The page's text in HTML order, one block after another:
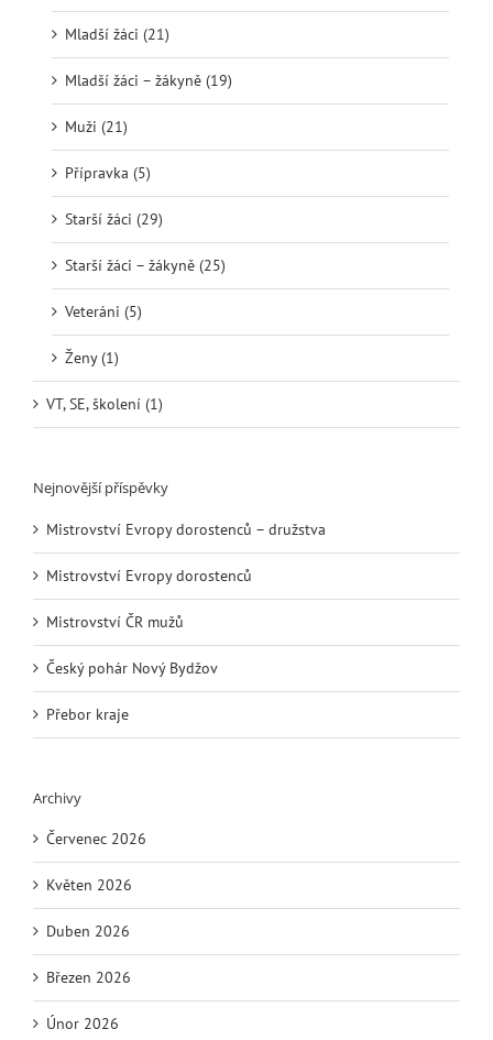
Mladší žáci (21)
Mladší žáci – žákyně (19)
Muži (21)
Přípravka (5)
Starší žáci (29)
Starší žáci – žákyně (25)
Veteráni (5)
Ženy (1)
VT, SE, školení (1)
Nejnovější příspěvky
Mistrovství Evropy dorostenců – družstva
Mistrovství Evropy dorostenců
Mistrovství ČR mužů
Český pohár Nový Bydžov
Přebor kraje
Archivy
Červenec 2026
Květen 2026
Duben 2026
Březen 2026
Únor 2026